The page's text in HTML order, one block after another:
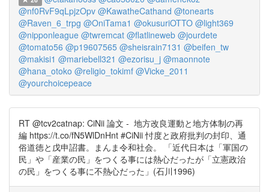
@nf0RvF9qLpjzOpv @KawatheCathand @tonearts
@Raven_6_trpg @OniTama1 @okusuriOTTO @light369
@nipponleague @twremcat @flatlineweb @jourdete
@tomato56 @p19607565 @sheisrain7131 @beifen_tw
@makisi1 @mariebell321 @ezorisu_j @maonnote
@hana_otoko @religio_tokimf @Vicke_2011
@yourchoicepeace
RT @tcv2catnap: CiNii 論文 - 地方改良運動と地方体制の再
編 https://t.co/fN5WlDnHnt #CiNii 忖度と政府批判の封印、通
俗道徳と戊申詔書。まんま令和社会。 「近代日本は「軍国の
民」や「産業の民」をつくる事には熱心だったが「立憲政治
の民」をつくる事に不熱心だった」(石川1996)